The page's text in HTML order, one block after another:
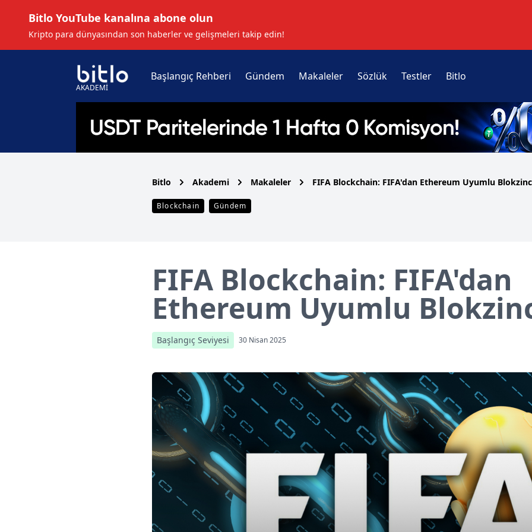
Bitlo YouTube kanalına abone olun
Kripto para dünyasından son haberler ve gelişmeleri takip edin!
AKADEMİ
Başlangıç Rehberi Gündem Makaleler Sözlük Testler Bitlo
Bitlo Akademi Makaleler FIFA Blockchain: FIFA'dan Ethereum Uyumlu
Blockchain Gündem
FIFA Blockchain: FIFA'dan
Ethereum Uyumlu
Başlangıç Seviyesi 30 Nisan 2025